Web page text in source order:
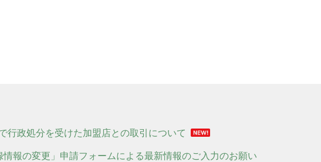
行政処分を受けた加盟店との取引について
情報の変更」申請フォームによる最新情報のご入力のお願い